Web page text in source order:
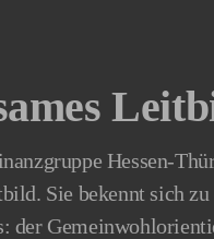
Hessen-
Sie bekennt sich
der